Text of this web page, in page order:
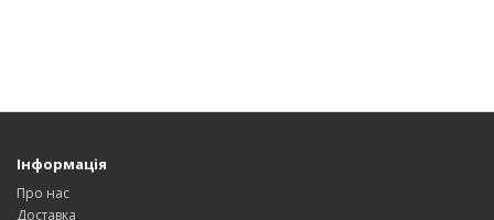
Інформація
Про нас
Доставка